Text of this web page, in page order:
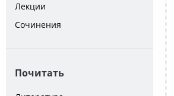
Лекции
Сочинения
Почитать